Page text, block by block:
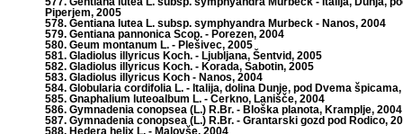
Piperjem, 2005
578. Gentiana lutea L. subsp. symphyandra Murbeck - Nanos, 2004
579. Gentiana pannonica Scop. - Porezen, 2004
580. Geum montanum L. - Plešivec, 2005
581. Gladiolus illyricus Koch. - Ljubljana, Šentvid, 2005
582. Gladiolus illyricus Koch. - Korada, Sabotin, 2005
583. Gladiolus illyricus Koch - Nanos, 2004
584. Globularia cordifolia L. - Italija, dolina Dunje, pod Dvema
585. Gnaphalium luteoalbum L. - Cerkno, Lanišče, 2004
586. Gymnadenia conopsea (L.) R.Br. - Bloška planota, Kramplje, 2004
587. Gymnadenia conopsea (L.) R.Br. - Grantarski gozd pod Rodico,
588. Hedera helix L. - Malovše, 2004